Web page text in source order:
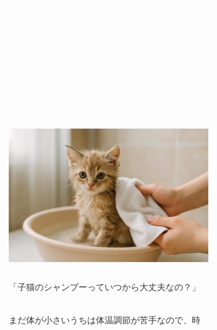
「子猫のシャンプーっていつから大丈夫なの？」
まだ体が小さいうちは体温調節が苦手なので、時